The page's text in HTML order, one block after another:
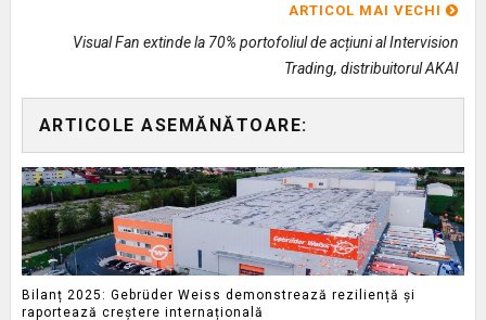
ARTICOL MAI VECHI
Visual Fan extinde la 70% portofoliul de acțiuni al Intervision
Trading, distribuitorul AKAI
ARTICOLE ASEMĂNĂTOARE:
Bilanț 2025: Gebrüder Weiss demonstrează reziliență și
raportează creștere internațională